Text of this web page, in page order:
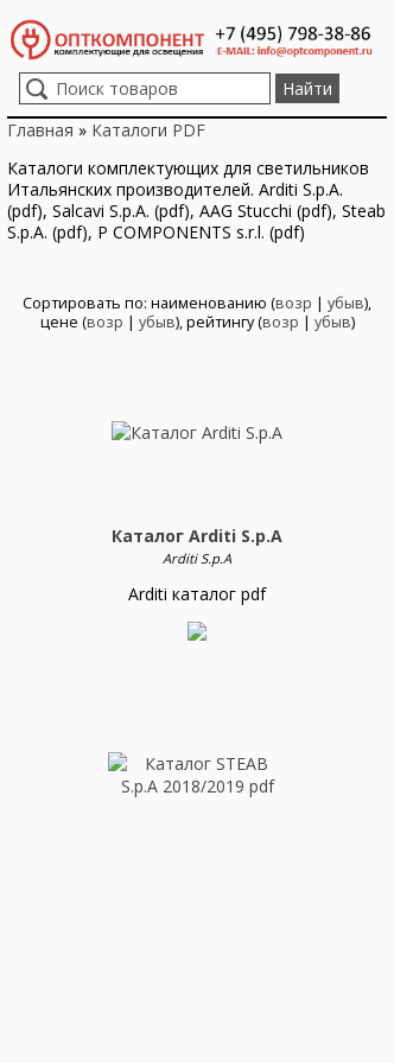
Главная » Каталоги PDF
Каталоги комплектующих для светильников
Итальянских производителей. Arditi S.p.A.
(pdf), Salcavi S.p.A. (pdf), AAG Stucchi (pdf), Steab
S.p.A. (pdf), P COMPONENTS s.r.l. (pdf)
Сортировать по: наименованию (возр | убыв),
цене (возр | убыв), рейтингу (возр | убыв)
Каталог Arditi S.p.A
Arditi S.p.A
Arditi каталог pdf